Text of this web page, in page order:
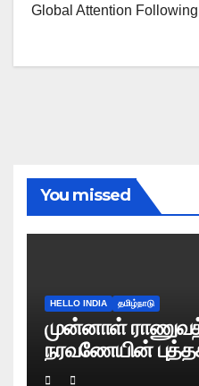
Global Attention
You missed
HELLO INDIA தமிழ்நாடு
முன்னாள்
நரவணேயின்
போலிஸ் வழக்குப்